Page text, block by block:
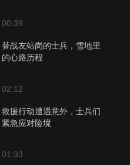
00:39
替战友站岗的士兵，雪地里
的心路历程
02:12
救援行动遭遇意外，士兵们
紧急应对险境
01:33